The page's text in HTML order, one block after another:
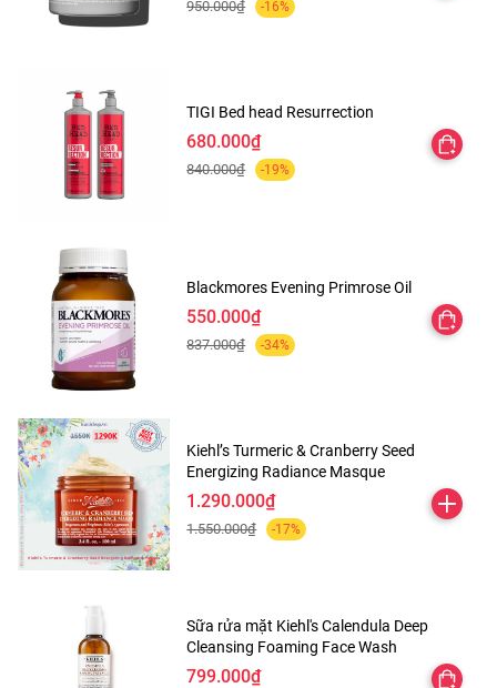
mất màu sau một ngày dài làm việc đồng thời giúp làn da
- Sản phẩm có thiết kế dạng chai xịt nhỏ gọn. Giúp bạn gái
giữ lớp trang điểm tươi màu, bền lâu.
- Duy trì độ ẩm làm làn da luôn căng bóng tự nhiên suốt
Cách dùng:
- Lắc nhẹ chai xịt trước khi dùng.
- Giữ thẳng chai, xịt nhẹ để dung dịch ngấm đều khắp mặt.
- Dùng 1 – 2 lần/ngày.
Thành phần:
950.000₫ -16%
TIGI Bed head Resurrection
680.000₫
840.000₫ -19%
Blackmores Evening Primrose Oil
550.000₫
837.000₫ -34%
Kiehl’s Turmeric & Cranberry Seed
Energizing Radiance Masque
1.290.000₫
1.550.000₫ -17%
Sữa rửa mặt Kiehl's Calendula Deep
Cleansing Foaming Face Wash
799.000₫